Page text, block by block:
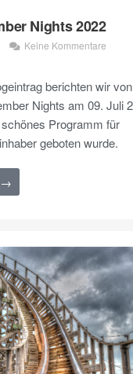
Nights 2022
Keine Kommentare
berichten wir
Nights am 09. Juli
Programm für
geboten wurde.
→